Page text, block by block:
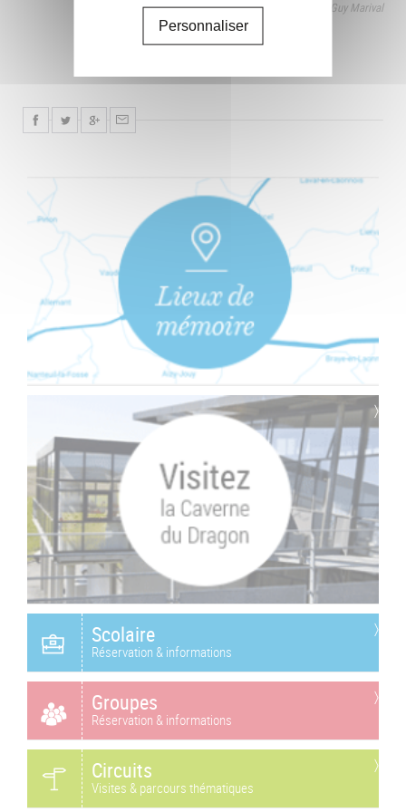
Guy Marival
Scolaire
Réservation & informations
Groupes
Réservation & informations
Circuits
Visites & parcours thématiques
Personnaliser